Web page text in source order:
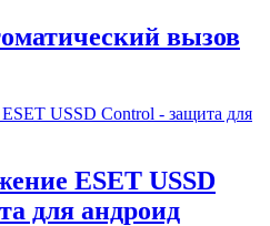
вызов
ESET USSD
для андроид